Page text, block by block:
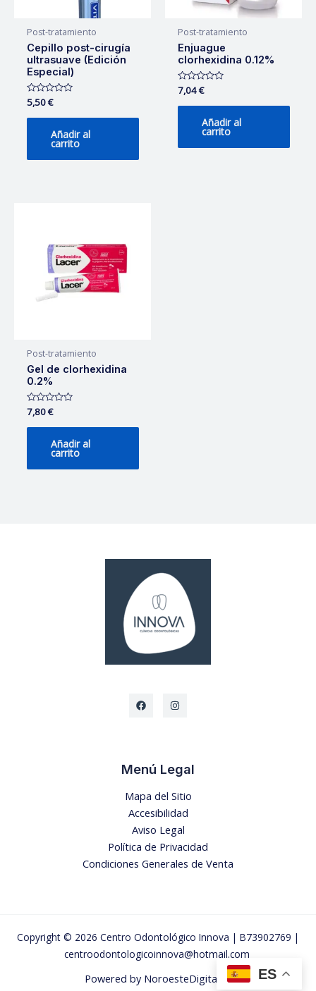
Post-tratamiento
Cepillo post-cirugía
ultrasuave (Edición
Especial)
Valorado
con
0
5,50€
Añadir al
carrito
Post-tratamiento
Enjuague
clorhexidina 0.12%
Valorado
con
0
7,04€
Añadir al
carrito
Post-tratamiento
Gel de clorhexidina
0.2%
Valorado
con
0
7,80€
Añadir al
carrito
Menú Legal
Mapa del Sitio
Accesibilidad
Aviso Legal
Política de Privacidad
Condiciones Generales de Venta
Copyright © 2026 Centro Odontológico Innova | B73902769 |
centroodontologicoinnova@hotmail.com
Powered by NoroesteDigital.es ES